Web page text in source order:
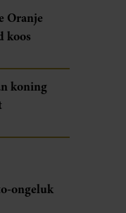
Oranje
koos
koning
ongeluk